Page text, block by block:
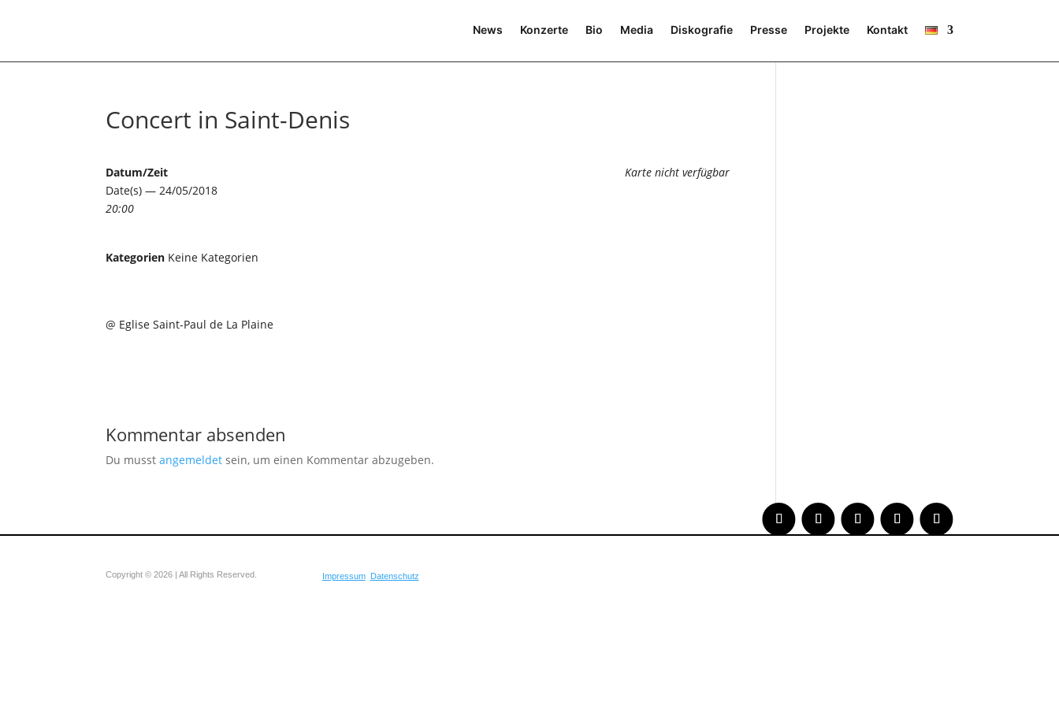
News Konzerte Bio Media Diskografie Presse Projekte Kontakt
Concert in Saint-Denis
Karte nicht verfügbar
Datum/Zeit
Date(s) — 24/05/2018
20:00
Kategorien Keine Kategorien
@ Eglise Saint-Paul de La Plaine
Kommentar absenden
Du musstangemeldet sein, um einen Kommentar abzugeben.
Copyright © 2026 | All Rights Reserved. Impressum Datenschutz